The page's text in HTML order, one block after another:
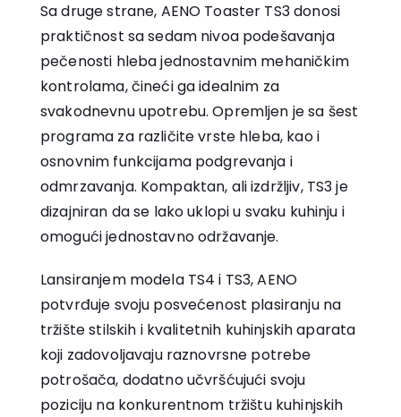
Sa druge strane, AENO Toaster TS3 donosi
praktičnost sa sedam nivoa podešavanja
pečenosti hleba jednostavnim mehaničkim
kontrolama, čineći ga idealnim za
svakodnevnu upotrebu. Opremljen je sa šest
programa za različite vrste hleba, kao i
osnovnim funkcijama podgrevanja i
odmrzavanja. Kompaktan, ali izdržljiv, TS3 je
dizajniran da se lako uklopi u svaku kuhinju i
omogući jednostavno održavanje.
Lansiranjem modela TS4 i TS3, AENO
potvrđuje svoju posvećenost plasiranju na
tržište stilskih i kvalitetnih kuhinjskih aparata
koji zadovoljavaju raznovrsne potrebe
potrošača, dodatno učvršćujući svoju
poziciju na konkurentnom tržištu kuhinjskih